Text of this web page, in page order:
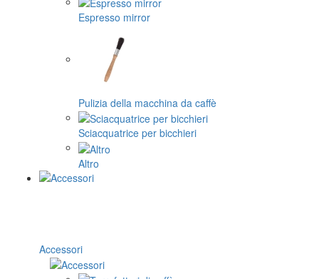
Espresso mirror
Pulizia della macchina da caffè
Sciacquatrice per bicchieri
Altro
Accessori